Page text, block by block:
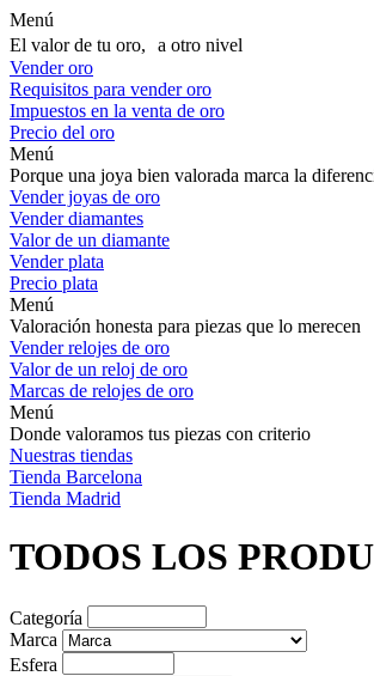
Menú
El valor de tu oro, a otro nivel
Vender oro
Requisitos para vender oro
Impuestos en la venta de oro
Precio del oro
Menú
Porque una joya bien valorada marca la
Vender joyas de oro
Vender diamantes
Valor de un diamante
Vender plata
Precio plata
Menú
Valoración honesta para piezas que lo merecen
Vender relojes de oro
Valor de un reloj de oro
Marcas de relojes de oro
Menú
Donde valoramos tus piezas con criterio
Nuestras tiendas
Tienda Barcelona
Tienda Madrid
TODOS LOS
Categoría
Marca
Esfera